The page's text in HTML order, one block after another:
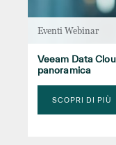
Eventi Webinar
Veeam Data
panoramica
SCOPRI DI PIÙ